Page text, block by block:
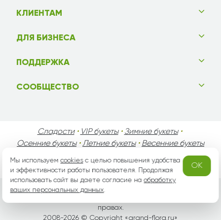
КЛИЕНТАМ
ДЛЯ БИЗНЕСА
ПОДДЕРЖКА
СООБЩЕСТВО
Сладости• VIP букеты• Зимние букеты•
Осенние букеты•Летние букеты• Весенние букеты
•
День Мужчин•Праздники!
правах.
2008-2026 © Copyright «grand-flora.ru»
Мы используемcookiesс целью повышения удобства
и эффективности работы пользователя. Продолжая
использовать сайт вы даете согласие наобработку
ваших персональных данных.
OK